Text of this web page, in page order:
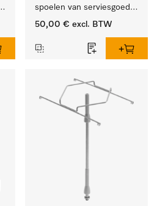
spoelen van serviesgoed,
bestek en glazen.
50,00 € excl. BTW